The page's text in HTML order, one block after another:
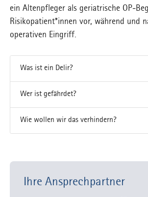
ein Altenpfleger als geriatrische OP-
Risikopatient*innen vor, während und
operativen Eingriff.
Was ist ein Delir?
Wer ist gefährdet?
Wie wollen wir das verhindern?
Ihre Ansprechpartner